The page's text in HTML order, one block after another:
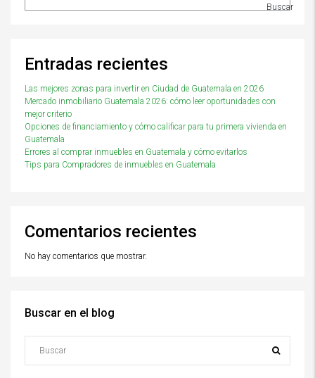
Buscar
Entradas recientes
Las mejores zonas para invertir en Ciudad de Guatemala en 2026
Mercado inmobiliario Guatemala 2026: cómo leer oportunidades con
mejor criterio
Opciones de financiamiento y cómo calificar para tu primera vivienda en
Guatemala
Errores al comprar inmuebles en Guatemala y cómo evitarlos
Tips para Compradores de inmuebles en Guatemala
Comentarios recientes
No hay comentarios que mostrar.
Buscar en el blog